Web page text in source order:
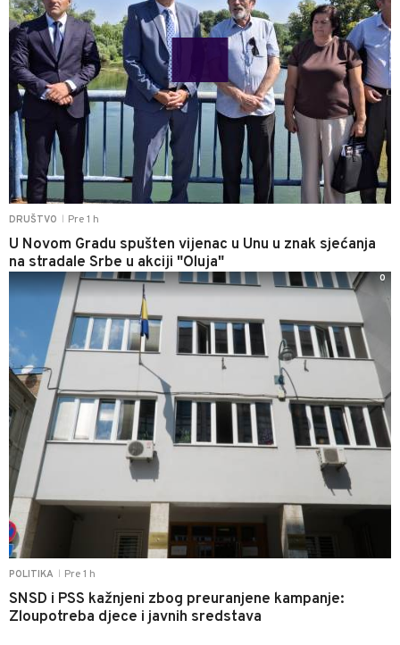
DRUŠTVO Pre 1 h
U Novom Gradu spušten vijenac u Unu u znak sjećanja
na stradale Srbe u akciji "Oluja"
POLITIKA Pre 1 h
SNSD i PSS kažnjeni zbog preuranjene kampanje:
Zloupotreba djece i javnih sredstava
0